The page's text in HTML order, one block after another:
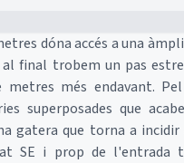
dóna accés a una
final trobem un pas
metres més endavant.
superposades que
gatera que torna a
SE i prop de l'entrada